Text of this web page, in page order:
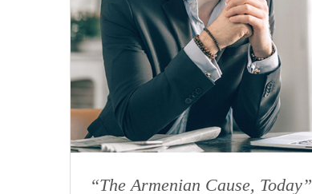
“The Armenian Cause, Today”